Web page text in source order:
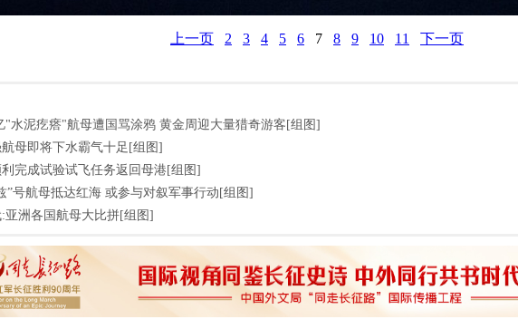
上一页 2 3 4 5 6 7 8 9 10 11 下一页
"水泥疙瘩"航母遭国骂涂鸦 黄金周迎大量猎奇游客[组图]
航母即将下水霸气十足[组图]
利完成试验试飞任务返回母港[组图]
”号航母抵达红海 或参与对叙军事行动[组图]
:亚洲各国航母大比拼[组图]